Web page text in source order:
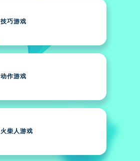
技巧游戏
动作游戏
火柴人游戏